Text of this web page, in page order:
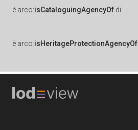
è arco:isCataloguingAgencyOf di
è arco:isHeritageProtectionAgencyOf